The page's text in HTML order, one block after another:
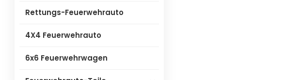
Rettungs-Feuerwehrauto
4X4 Feuerwehrauto
6x6 Feuerwehrwagen